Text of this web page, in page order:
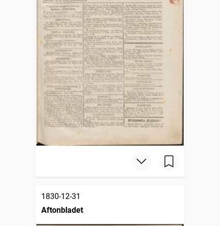
1830-12-31
Aftonbladet